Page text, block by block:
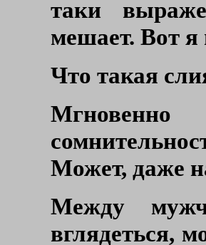
таки
мешает. Вот
Что такая
Может, даже
Между
вглядеться,